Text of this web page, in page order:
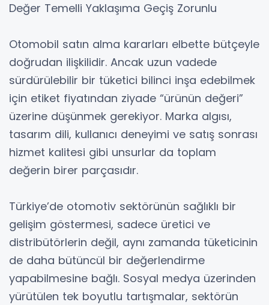
Değer Temelli Yaklaşıma Geçiş Zorunlu
Otomobil satın alma kararları elbette bütçeyle
doğrudan ilişkilidir. Ancak uzun vadede
sürdürülebilir bir tüketici bilinci inşa edebilmek
için etiket fiyatından ziyade “ürünün değeri”
üzerine düşünmek gerekiyor. Marka algısı,
tasarım dili, kullanıcı deneyimi ve satış sonrası
hizmet kalitesi gibi unsurlar da toplam
değerin birer parçasıdır.
Türkiye’de otomotiv sektörünün sağlıklı bir
gelişim göstermesi, sadece üretici ve
distribütörlerin değil, aynı zamanda tüketicinin
de daha bütüncül bir değerlendirme
yapabilmesine bağlı. Sosyal medya üzerinden
yürütülen tek boyutlu tartışmalar, sektörün